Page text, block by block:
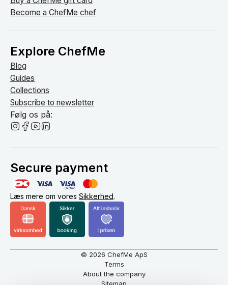
Become a ChefMe chef
Explore ChefMe
Blog
Guides
Collections
Subscribe to newsletter
Følg os på:
Secure payment
Læs mere om vores Sikkerhed.
© 2026 ChefMe ApS
Terms
About the company